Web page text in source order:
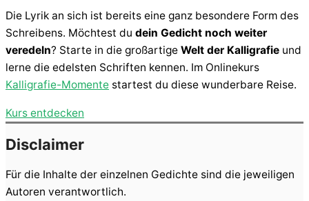
Die Lyrik an sich ist bereits eine ganz besondere Form des
Schreibens. Möchtest du dein Gedicht noch weiter
veredeln? Starte in die großartige Welt der Kalligrafie und
lerne die edelsten Schriften kennen. Im Onlinekurs
Kalligrafie-Momente startest du diese wunderbare Reise.
Kurs entdecken
Disclaimer
Für die Inhalte der einzelnen Gedichte sind die jeweiligen
Autoren verantwortlich.